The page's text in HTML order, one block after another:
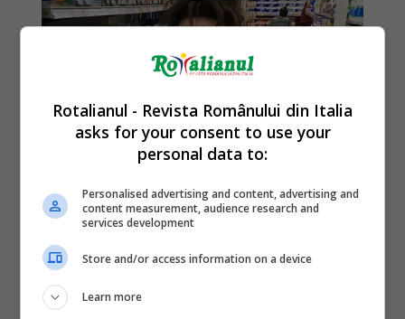
Rotalianul - Revista Românului din Italia
asks for your consent to use your
personal data to:
Personalised advertising and content, advertising and
content measurement, audience research and
services development
Store and/or access information on a device
Learn more